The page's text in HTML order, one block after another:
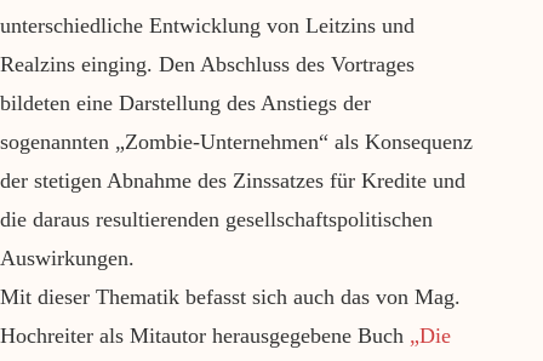
unterschiedliche Entwicklung von Leitzins und
Realzins einging. Den Abschluss des Vortrages
bildeten eine Darstellung des Anstiegs der
sogenannten „Zombie-Unternehmen“ als Konsequenz
der stetigen Abnahme des Zinssatzes für Kredite und
die daraus resultierenden gesellschaftspolitischen
Auswirkungen.
Mit dieser Thematik befasst sich auch das von Mag.
Hochreiter als Mitautor herausgegebene Buch „Die